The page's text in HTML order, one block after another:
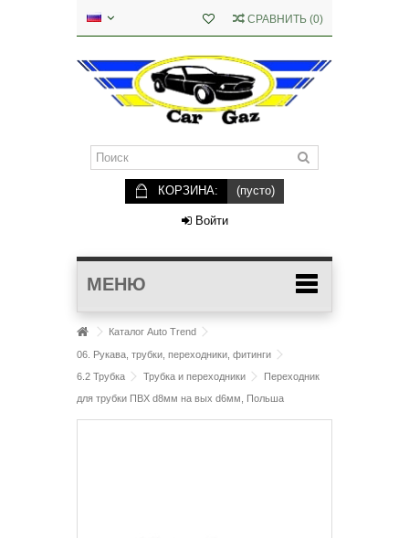
СРАВНИТЬ (0)
КОРЗИНА: (пусто)
Войти
МЕНЮ
Каталог Auto Trend
06. Рукава, трубки, переходники, фитинги
6.2 Трубка
Трубка и переходники
Переходник
для трубки ПВХ d8мм на вых d6мм, Польша